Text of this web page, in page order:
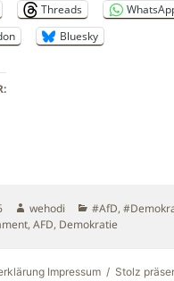
Threads
Bluesky
Autor
wehodi Kategorien
#AfD,
,AFD, Demokratie
Impressum
Stolz